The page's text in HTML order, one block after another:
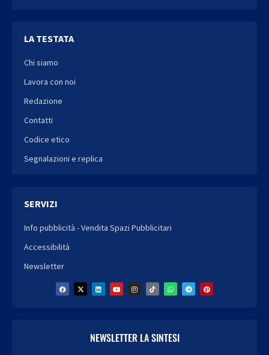
LA TESTATA
Chi siamo
Lavora con noi
Redazione
Contatti
Codice etico
Segnalazioni e replica
SERVIZI
Info pubblicità - Vendita Spazi Pubblicitari
Accessibilità
Newsletter
NEWSLETTER LA SINTESI